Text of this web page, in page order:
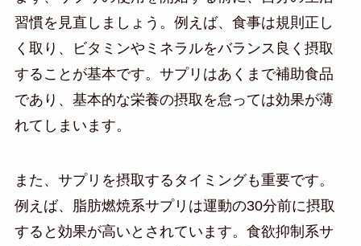
習慣を見直しましょう。例えば、食事は規則正し
く取り、ビタミンやミネラルをバランス良く摂取
することが基本です。サプリはあくまで補助食品
であり、基本的な栄養の摂取を怠っては効果が薄
れてしまいます。
また、サプリを摂取するタイミングも重要です。
例えば、脂肪燃焼系サプリは運動の30分前に摂取
すると効果が高いとされています。食欲抑制系サ